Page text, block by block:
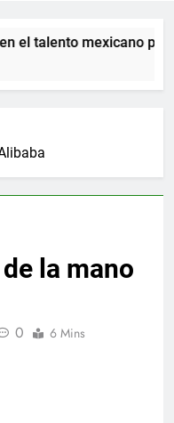
el talento mexicano
la mano
0 6 Mins